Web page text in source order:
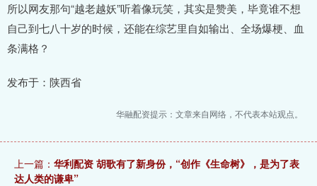
所以网友那句“越老越妖”听着像玩笑，其实是赞美，毕竟谁不想
自己到七八十岁的时候，还能在综艺里自如输出、全场爆梗、血
条满格？
发布于：陕西省
华融配资提示：文章来自网络，不代表本站观点。
上一篇： 华利配资 胡歌有了新身份，“创作《生命树》，是为了表
达人类的谦卑”